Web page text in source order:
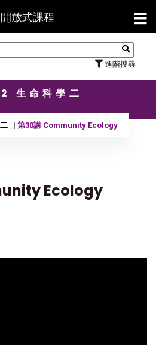
放式課程
進階搜尋
【
生命科學二
第30講 Community Ecology
Ecology